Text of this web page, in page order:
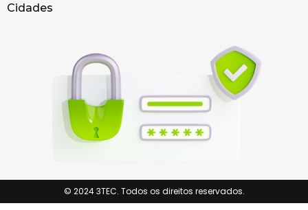
Cidades
© 2024 3TEC. Todos os direitos reservados.